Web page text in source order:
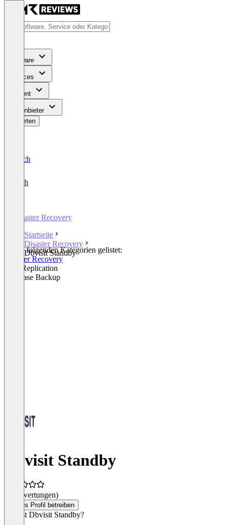
Software
Services
Content
Für Anbieter
Bewerten
Deutsch
English
Disaster Recovery
Startseite
Disaster Recovery
Dbvisit Standby
In den folgenden Kategorien gelistet:
Disaster Recovery
Data Replication
Database Backup
Dbvisit Standby
(0 Bewertungen)
Dieses Profil betreiben
Was ist Dbvisit Standby?